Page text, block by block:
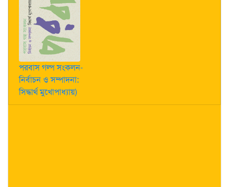
পরবাস গল্প সংকলন-
নির্বাচন ও সম্পাদনা:
সিদ্ধার্থ মুখোপাধ্যায়)